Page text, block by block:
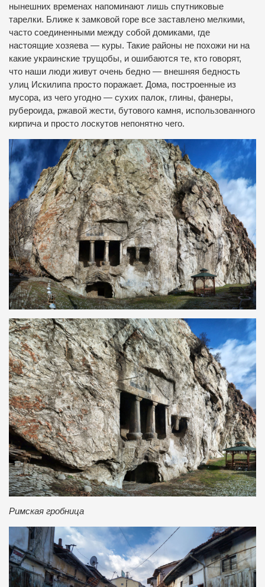
нынешних временах напоминают лишь спутниковые
тарелки. Ближе к замковой горе все заставлено мелкими,
часто соединенными между собой домиками, где
настоящие хозяева — куры. Такие районы не похожи ни на
какие украинские трущобы, и ошибаются те, кто говорят,
что наши люди живут очень бедно — внешняя бедность
улиц Искилипа просто поражает. Дома, построенные из
мусора, из чего угодно — сухих палок, глины, фанеры,
рубероида, ржавой жести, бутового камня, использованного
кирпича и просто лоскутов непонятно чего.
Римская гробница